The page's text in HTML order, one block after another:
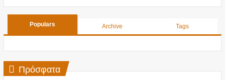
Populars Archive Tags
Πρόσφατα